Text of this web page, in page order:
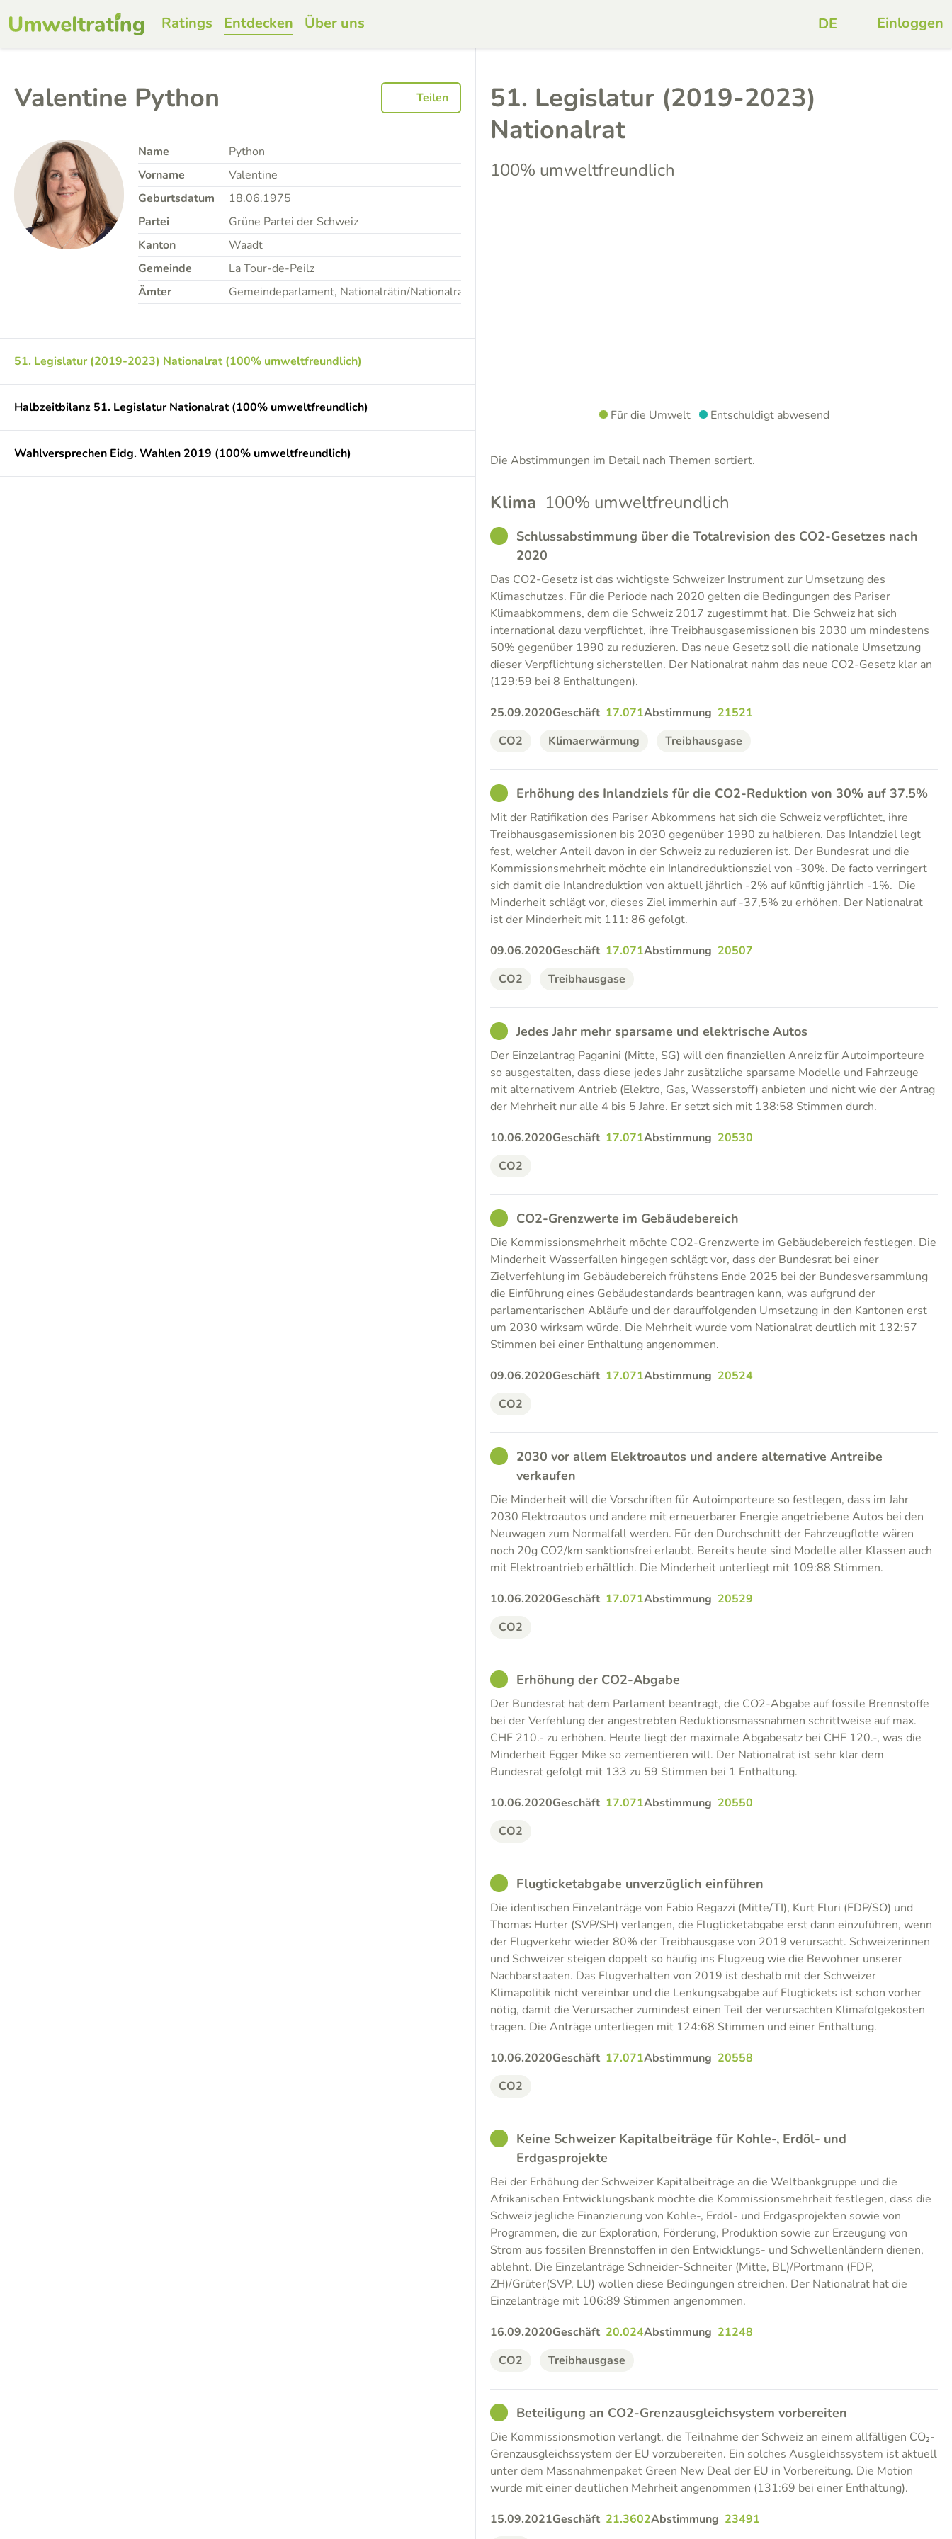
Ratings Entdecken Über uns Einloggen
Valentine Python Teilen
Name
Python
Vorname
Valentine
Geburtsdatum
18.06.1975
Partei
Grüne Partei der Schweiz
Kanton
Waadt
Gemeinde
La Tour-de-Peilz
Ämter
Gemeindeparlament, Nationalrätin/Nationalrat
51. Legislatur (2019-2023) Nationalrat (100% umweltfreundlich)
Halbzeitbilanz 51. Legislatur Nationalrat (100% umweltfreundlich)
Wahlversprechen Eidg. Wahlen 2019 (100% umweltfreundlich)
51. Legislatur (2019-2023)
Nationalrat
100% umweltfreundlich
Für die Umwelt Entschuldigt abwesend
Die Abstimmungen im Detail nach Themen sortiert.
Klima 100% umweltfreundlich
GOODSchlussabstimmung über die Totalrevision des CO2-Gesetzes nach
2020
Das CO2-Gesetz ist das wichtigste Schweizer Instrument zur Umsetzung des
Klimaschutzes. Für die Periode nach 2020 gelten die Bedingungen des Pariser
Klimaabkommens, dem die Schweiz 2017 zugestimmt hat. Die Schweiz hat sich
international dazu verpflichtet, ihre Treibhausgasemissionen bis 2030 um mindestens
50% gegenüber 1990 zu reduzieren. Das neue Gesetz soll die nationale Umsetzung
dieser Verpflichtung sicherstellen. Der Nationalrat nahm das neue CO2-Gesetz klar an
(129:59 bei 8 Enthaltungen).
25.09.2020Geschäft 17.071Abstimmung 21521
CO2
Klimaerwärmung Treibhausgase
GOODErhöhung des Inlandziels für die CO2-Reduktion von 30% auf 37.5%
Mit der Ratifikation des Pariser Abkommens hat sich die Schweiz verpflichtet, ihre
Treibhausgasemissionen bis 2030 gegenüber 1990 zu halbieren. Das Inlandziel legt
fest, welcher Anteil davon in der Schweiz zu reduzieren ist. Der Bundesrat und die
Kommissionsmehrheit möchte ein Inlandreduktionsziel von -30%. De facto verringert
sich damit die Inlandreduktion von aktuell jährlich -2% auf künftig jährlich -1%. Die
Minderheit schlägt vor, dieses Ziel immerhin auf -37,5% zu erhöhen. Der Nationalrat
ist der Minderheit mit 111: 86 gefolgt.
09.06.2020Geschäft 17.071Abstimmung 20507
CO2
Treibhausgase
GOODJedes Jahr mehr sparsame und elektrische Autos
Der Einzelantrag Paganini (Mitte, SG) will den finanziellen Anreiz für Autoimporteure
so ausgestalten, dass diese jedes Jahr zusätzliche sparsame Modelle und Fahrzeuge
mit alternativem Antrieb (Elektro, Gas, Wasserstoff) anbieten und nicht wie der Antrag
der Mehrheit nur alle 4 bis 5 Jahre. Er setzt sich mit 138:58 Stimmen durch.
10.06.2020Geschäft 17.071Abstimmung 20530
CO2
GOODCO2-Grenzwerte im Gebäudebereich
Die Kommissionsmehrheit möchte CO2-Grenzwerte im Gebäudebereich festlegen. Die
Minderheit Wasserfallen hingegen schlägt vor, dass der Bundesrat bei einer
Zielverfehlung im Gebäudebereich frühstens Ende 2025 bei der Bundesversammlung
die Einführung eines Gebäudestandards beantragen kann, was aufgrund der
parlamentarischen Abläufe und der darauffolgenden Umsetzung in den Kantonen erst
um 2030 wirksam würde. Die Mehrheit wurde vom Nationalrat deutlich mit 132:57
Stimmen bei einer Enthaltung angenommen.
09.06.2020Geschäft 17.071Abstimmung 20524
CO2
GOOD2030 vor allem Elektroautos und andere alternative Antreibe
verkaufen
Die Minderheit will die Vorschriften für Autoimporteure so festlegen, dass im Jahr
2030 Elektroautos und andere mit erneuerbarer Energie angetriebene Autos bei den
Neuwagen zum Normalfall werden. Für den Durchschnitt der Fahrzeugflotte wären
noch 20g CO2/km sanktionsfrei erlaubt. Bereits heute sind Modelle aller Klassen auch
mit Elektroantrieb erhältlich. Die Minderheit unterliegt mit 109:88 Stimmen.
10.06.2020Geschäft 17.071Abstimmung 20529
CO2
GOODErhöhung der CO2-Abgabe
Der Bundesrat hat dem Parlament beantragt, die CO2-Abgabe auf fossile Brennstoffe
bei der Verfehlung der angestrebten Reduktionsmassnahmen schrittweise auf max.
CHF 210.- zu erhöhen. Heute liegt der maximale Abgabesatz bei CHF 120.-, was die
Minderheit Egger Mike so zementieren will. Der Nationalrat ist sehr klar dem
Bundesrat gefolgt mit 133 zu 59 Stimmen bei 1 Enthaltung.
10.06.2020Geschäft 17.071Abstimmung 20550
CO2
GOODFlugticketabgabe unverzüglich einführen
Die identischen Einzelanträge von Fabio Regazzi (Mitte/TI), Kurt Fluri (FDP/SO) und
Thomas Hurter (SVP/SH) verlangen, die Flugticketabgabe erst dann einzuführen, wenn
der Flugverkehr wieder 80% der Treibhausgase von 2019 verursacht. Schweizerinnen
und Schweizer steigen doppelt so häufig ins Flugzeug wie die Bewohner unserer
Nachbarstaaten. Das Flugverhalten von 2019 ist deshalb mit der Schweizer
Klimapolitik nicht vereinbar und die Lenkungsabgabe auf Flugtickets ist schon vorher
nötig, damit die Verursacher zumindest einen Teil der verursachten Klimafolgekosten
tragen. Die Anträge unterliegen mit 124:68 Stimmen und einer Enthaltung.
10.06.2020Geschäft 17.071Abstimmung 20558
CO2
GOODKeine Schweizer Kapitalbeiträge für Kohle-, Erdöl- und
Erdgasprojekte
Bei der Erhöhung der Schweizer Kapitalbeiträge an die Weltbankgruppe und die
Afrikanischen Entwicklungsbank möchte die Kommissionsmehrheit festlegen, dass die
Schweiz jegliche Finanzierung von Kohle-, Erdöl- und Erdgasprojekten sowie von
Programmen, die zur Exploration, Förderung, Produktion sowie zur Erzeugung von
Strom aus fossilen Brennstoffen in den Entwicklungs- und Schwellenländern dienen,
ablehnt. Die Einzelanträge Schneider-Schneiter (Mitte, BL)/Portmann (FDP,
ZH)/Grüter(SVP, LU) wollen diese Bedingungen streichen. Der Nationalrat hat die
Einzelanträge mit 106:89 Stimmen angenommen.
16.09.2020Geschäft 20.024Abstimmung 21248
CO2
Treibhausgase
GOODBeteiligung an CO2-Grenzausgleichsystem vorbereiten
Die Kommissionsmotion verlangt, die Teilnahme der Schweiz an einem allfälligen CO₂-
Grenzausgleichssystem der EU vorzubereiten. Ein solches Ausgleichssystem ist aktuell
unter dem Massnahmenpaket Green New Deal der EU in Vorbereitung. Die Motion
wurde mit einer deutlichen Mehrheit angenommen (131:69 bei einer Enthaltung).
15.09.2021Geschäft 21.3602Abstimmung 23491